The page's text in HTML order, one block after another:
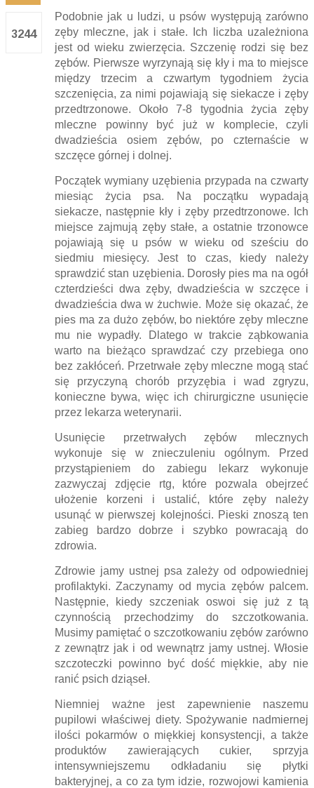
3244
Podobnie jak u ludzi, u psów występują zarówno
zęby mleczne, jak i stałe. Ich liczba uzależniona
jest od wieku zwierzęcia. Szczenię rodzi się bez
zębów. Pierwsze wyrzynają się kły i ma to miejsce
między trzecim a czwartym tygodniem życia
szczenięcia, za nimi pojawiają się siekacze i zęby
przedtrzonowe. Około 7-8 tygodnia życia zęby
mleczne powinny być już w komplecie, czyli
dwadzieścia osiem zębów, po czternaście w
szczęce górnej i dolnej.
Początek wymiany uzębienia przypada na czwarty
miesiąc życia psa. Na początku wypadają
siekacze, następnie kły i zęby przedtrzonowe. Ich
miejsce zajmują zęby stałe, a ostatnie trzonowce
pojawiają się u psów w wieku od sześciu do
siedmiu miesięcy. Jest to czas, kiedy należy
sprawdzić stan uzębienia. Dorosły pies ma na ogół
czterdzieści dwa zęby, dwadzieścia w szczęce i
dwadzieścia dwa w żuchwie. Może się okazać, że
pies ma za dużo zębów, bo niektóre zęby mleczne
mu nie wypadły. Dlatego w trakcie ząbkowania
warto na bieżąco sprawdzać czy przebiega ono
bez zakłóceń. Przetrwałe zęby mleczne mogą stać
się przyczyną chorób przyzębia i wad zgryzu,
konieczne bywa, więc ich chirurgiczne usunięcie
przez lekarza weterynarii.
Usunięcie przetrwałych zębów mlecznych
wykonuje się w znieczuleniu ogólnym. Przed
przystąpieniem do zabiegu lekarz wykonuje
zazwyczaj zdjęcie rtg, które pozwala obejrzeć
ułożenie korzeni i ustalić, które zęby należy
usunąć w pierwszej kolejności. Pieski znoszą ten
zabieg bardzo dobrze i szybko powracają do
zdrowia.
Zdrowie jamy ustnej psa zależy od odpowiedniej
profilaktyki. Zaczynamy od mycia zębów palcem.
Następnie, kiedy szczeniak oswoi się już z tą
czynnością przechodzimy do szczotkowania.
Musimy pamiętać o szczotkowaniu zębów zarówno
z zewnątrz jak i od wewnątrz jamy ustnej. Włosie
szczoteczki powinno być dość miękkie, aby nie
ranić psich dziąseł.
Niemniej ważne jest zapewnienie naszemu
pupilowi właściwej diety. Spożywanie nadmiernej
ilości pokarmów o miękkiej konsystencji, a także
produktów zawierających cukier, sprzyja
intensywniejszemu odkładaniu się płytki
bakteryjnej, a co za tym idzie, rozwojowi kamienia